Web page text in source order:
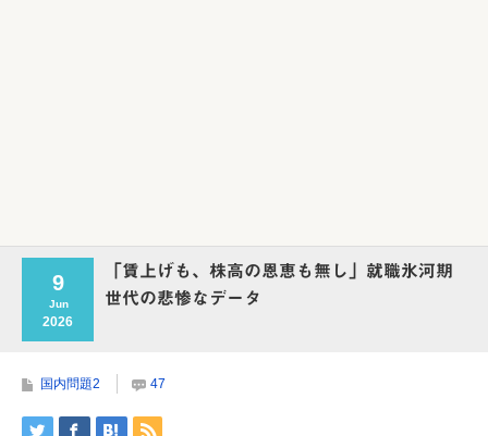
9
Jun
2026
「賃上げも、株高の恩恵も無し」就職氷河期
世代の悲惨なデータ
国内問題2 47